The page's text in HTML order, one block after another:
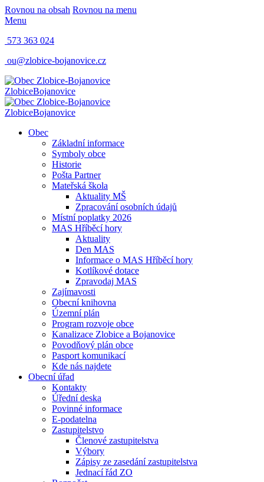
Rovnou na obsah Rovnou na menu
Menu
573 363 024
ou@zlobice-bojanovice.cz
ZlobiceBojanovice
ZlobiceBojanovice
Obec
Základní informace
Symboly obce
Historie
Pošta Partner
Mateřská škola
Aktuality MŠ
Zpracování osobních údajů
Místní poplatky 2026
MAS Hříběcí hory
Aktuality
Den MAS
Informace o MAS Hříběcí hory
Kotlíkové dotace
Zpravodaj MAS
Zajímavosti
Obecní knihovna
Územní plán
Program rozvoje obce
Kanalizace Zlobice a Bojanovice
Povodňový plán obce
Pasport komunikací
Kde nás najdete
Obecní úřad
Kontakty
Úřední deska
Povinné informace
E-podatelna
Zastupitelstvo
Členové zastupitelstva
Výbory
Zápisy ze zasedání zastupitelstva
Jednací řád ZO